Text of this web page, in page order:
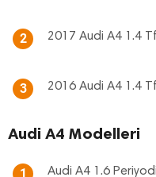
2 2017 Audi A4 1.4
3 2016 Audi A4 1.4
Audi A4 Modelleri
1 Audi A4 1.6